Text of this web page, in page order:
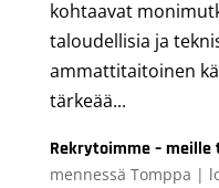
kohtaavat
taloudellisia ja
ammattitaitoinen
tärkeää...
Rekrytoimme – meille
mennessä Tomppa |